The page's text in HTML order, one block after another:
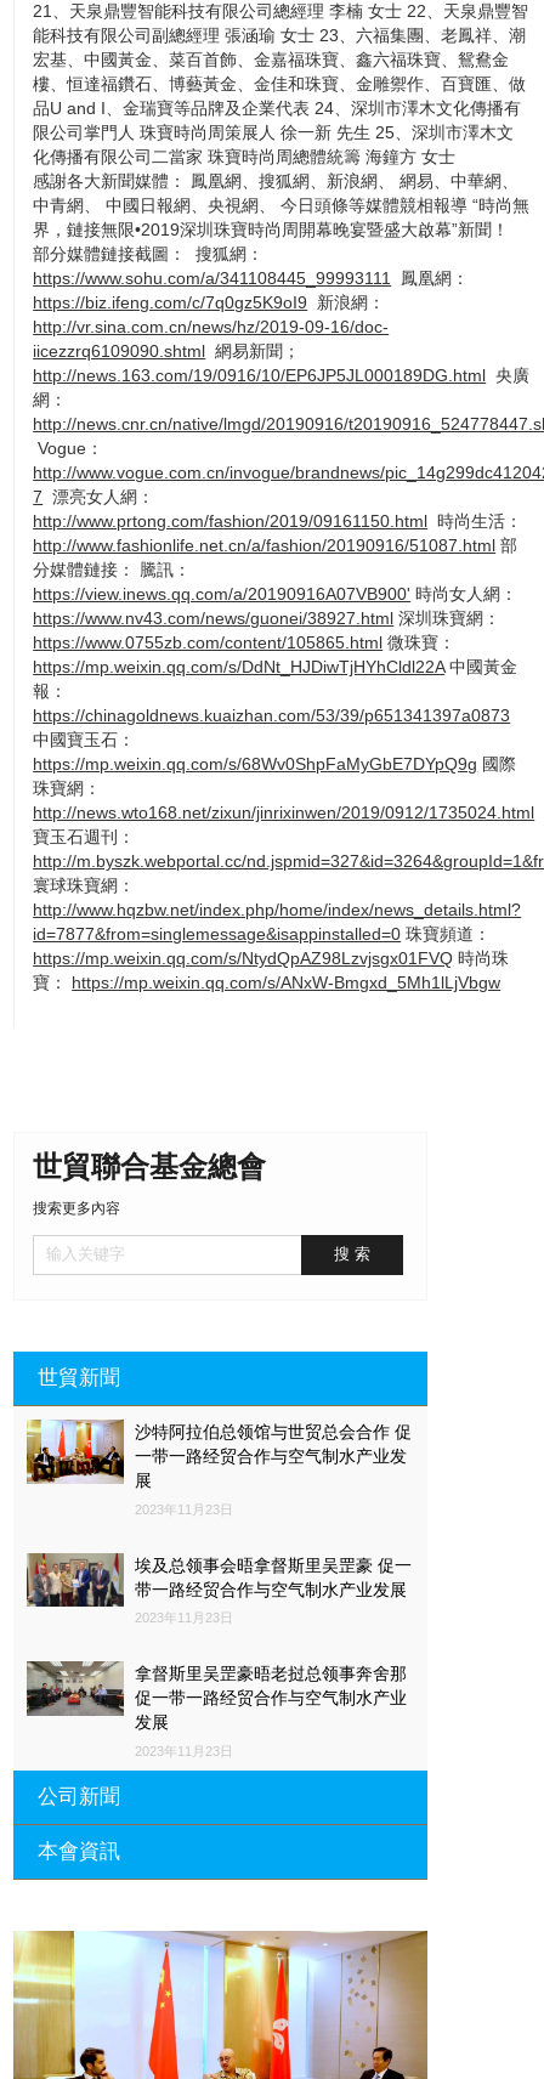
21、天泉鼎豐智能科技有限公司總經理 李楠 女士 22、天泉鼎豐智
能科技有限公司副總經理 張涵瑜 女士 23、六福集團、老鳳祥、潮
宏基、中國黃金、菜百首飾、金嘉福珠寶、鑫六福珠寶、鴛鴦金
樓、恒達福鑽石、博藝黃金、金佳和珠寶、金雕禦作、百寶匯、做
品U and I、金瑞寶等品牌及企業代表 24、深圳市澤木文化傳播有
限公司掌門人 珠寶時尚周策展人 徐一新 先生 25、深圳市澤木文
化傳播有限公司二當家 珠寶時尚周總體統籌 海鐘方 女士
感謝各大新聞媒體： 鳳凰網、搜狐網、新浪網、 網易、中華網、
中青網、 中國日報網、央視網、 今日頭條等媒體競相報導 “時尚無
界，鏈接無限•2019深圳珠寶時尚周開幕晚宴暨盛大啟幕”新聞！
部分媒體鏈接截圖：
搜狐網：
https://www.sohu.com/a/341108445_99993111
鳳凰網：
https://biz.ifeng.com/c/7q0gz5K9oI9
新浪網：
http://vr.sina.com.cn/news/hz/2019-09-16/doc-
iicezzrq6109090.shtml 網易新聞；
http://news.163.com/19/0916/10/EP6JP5JL000189DG.html 央廣
網：
http://news.cnr.cn/native/lmgd/20190916/
Vogue：
http://www.vogue.com.cn/invogue/brandnews/
7 漂亮女人網：
http://www.prtong.com/fashion/2019/09161150.html 時尚生活：
http://www.fashionlife.net.cn/a/fashion/20190916/51087.html 部
分媒體鏈接： 騰訊：
https://view.inews.qq.com/a/20190916A07VB900' 時尚女人網：
https://www.nv43.com/news/guonei/38927.html 深圳珠寶網：
https://www.0755zb.com/content/105865.html 微珠寶：
https://mp.weixin.qq.com/s/DdNt_HJDiwTjHYhCldl22A中國黃金
報：
https://chinagoldnews.kuaizhan.com/53/39/p651341397a0873
中國寶玉石：
https://mp.weixin.qq.com/s/68Wv0ShpFaMyGbE7DYpQ9g 國際
珠寶網：
http://news.wto168.net/zixun/jinrixinwen/2019/0912/1735024.html
寶玉石週刊：
http://m.byszk.webportal.cc/
寰球珠寶網：
http://www.hqzbw.net/index.php/home/index/news_details.html?
id=7877&from=singlemessage&isappinstalled=0 珠寶頻道：
https://mp.weixin.qq.com/s/NtydQpAZ98Lzvjsgx01FVQ 時尚珠
寶： https://mp.weixin.qq.com/s/ANxW-Bmgxd_5Mh1lLjVbgw
世貿聯合基金總會
搜索更多內容
世貿新聞
沙特阿拉伯总领馆与世贸总会合作 促
一带一路经贸合作与空气制水产业发
展
2023年11月23日
埃及总领事会晤拿督斯里吴罡豪 促一
带一路经贸合作与空气制水产业发展
2023年11月23日
拿督斯里吴罡豪晤老挝总领事奔舍那
促一带一路经贸合作与空气制水产业
发展
2023年11月23日
公司新聞
一带一路经贸合作与空气制水产业发
2023年11月23日
埃及总领事会晤拿督斯里吴罡豪 促一
带一路经贸合作与空气制水产业发展
2023年11月23日
本會資訊
長瑚蒞臨 天泉鼎豐深圳總部及國際標
量波量子研究院
2021年12月10日
標量波光量子導入系統聯合國總部拿
督斯裏吳達鎔教授首發